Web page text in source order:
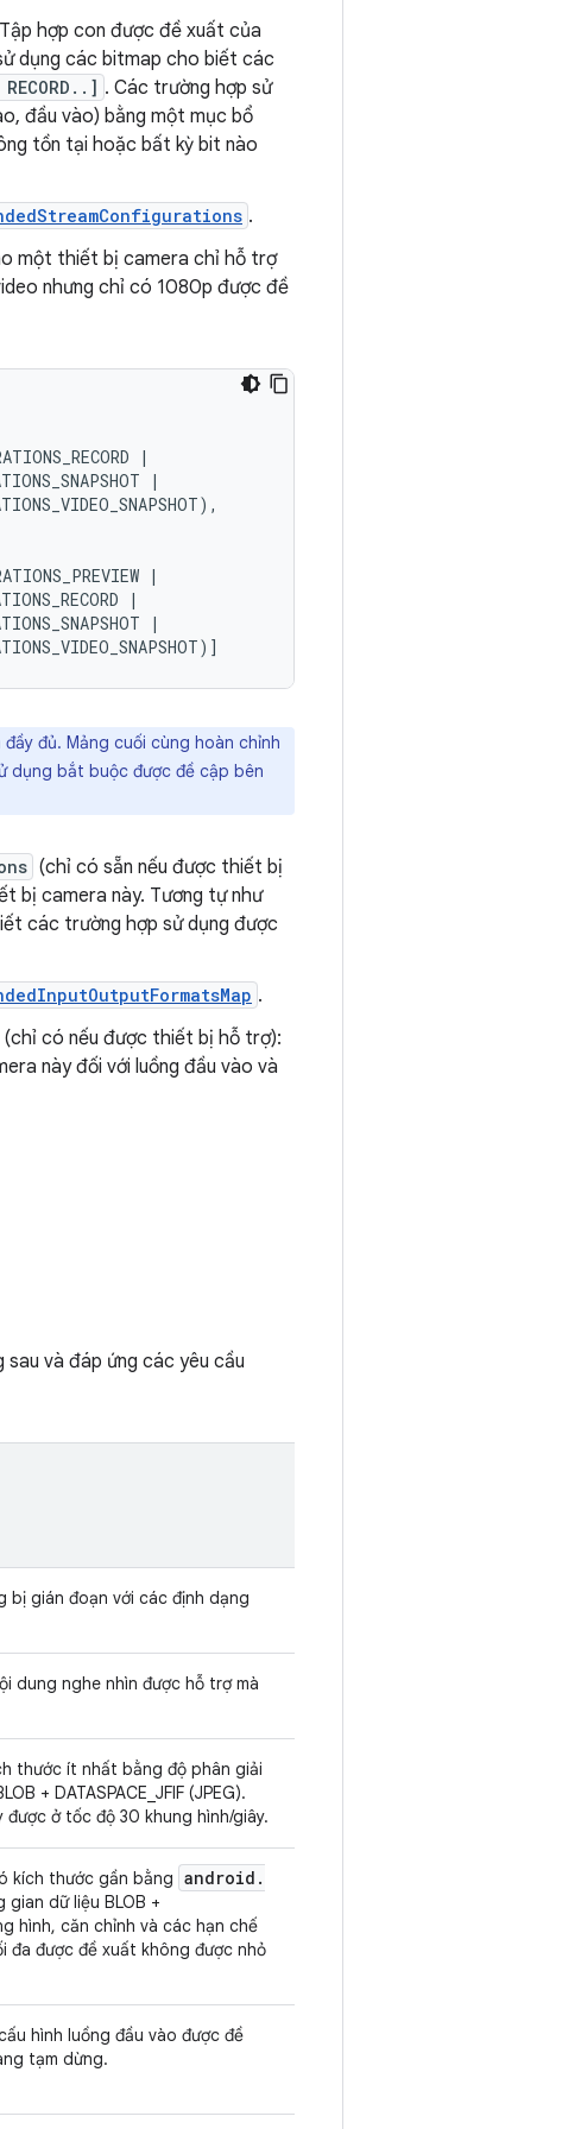
hợp con được đề xuất của
dụng các bitmap cho biết các
. Các trường hợp sử
đầu vào) bằng một mục bổ
tồn tại hoặc bất kỳ bit nào
.
một thiết bị camera chỉ hỗ trợ
nhưng chỉ có 1080p được đề
|
|
),
|
|
|
)]
đủ. Mảng cuối cùng hoàn chỉnh
dụng bắt buộc được đề cập bên
(chỉ có sẵn nếu được thiết bị
bị camera này. Tương tự như
các trường hợp sử dụng được
.
(chỉ có nếu được thiết bị hỗ trợ):
này đối với luồng đầu vào và
và đáp ứng các yêu cầu
bị gián đoạn với các định dạng
dung nghe nhìn được hỗ trợ mà
thước ít nhất bằng độ phân giải
+ DATASPACE_JFIF (JPEG).
ở tốc độ 30 khung hình/giây.
kích thước gần bằng android .
dữ liệu BLOB +
hình, căn chỉnh và các hạn chế
được đề xuất không được nhỏ
hình luồng đầu vào được đề
tạm dừng.